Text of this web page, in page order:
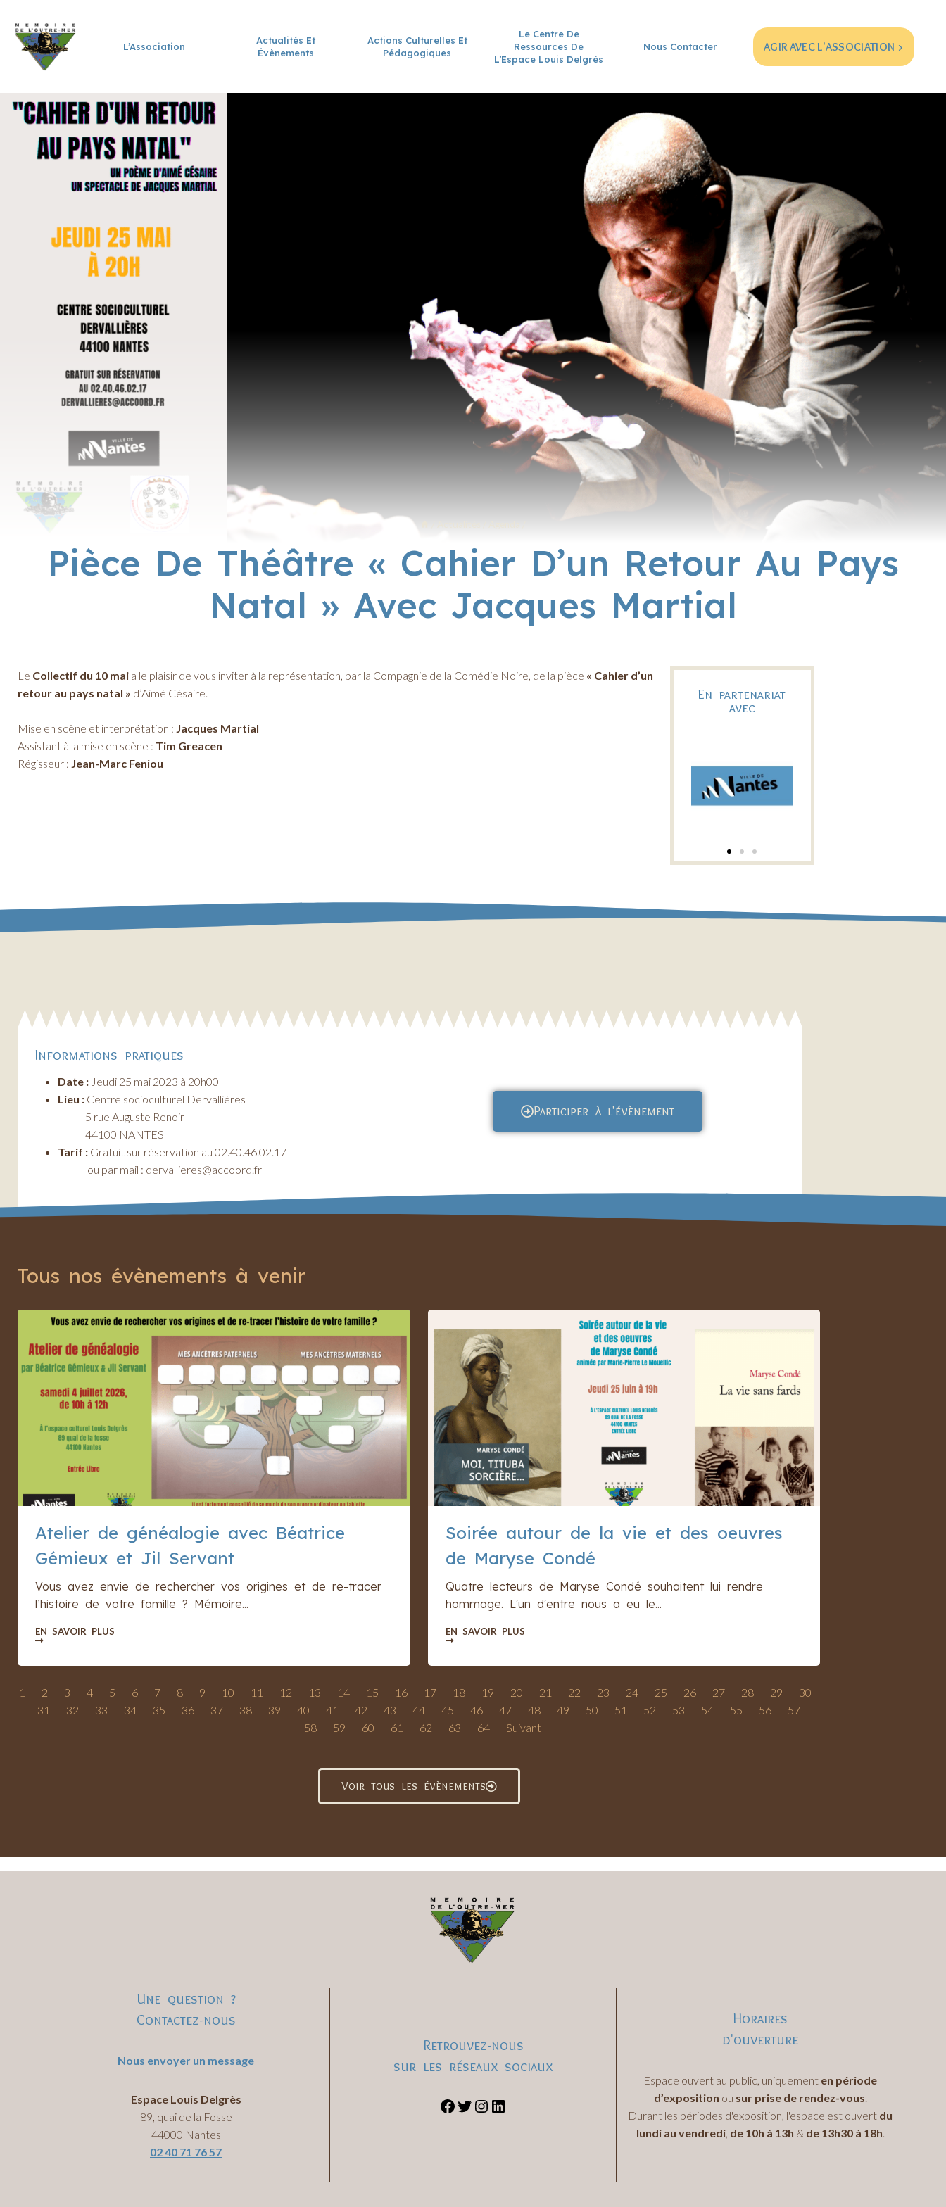
L’Association
Actualités Et
Évènements
Actions Culturelles Et
Pédagogiques
Le Centre De
Ressources De
L’Espace Louis Delgrès
Nous Contacter AGIR AVEC L'ASSOCIATION >
Pièce De Théâtre « Cahier D’un Retour Au Pays
Natal » Avec Jacques Martial
Le Collectif du 10 mai a le plaisir de vous inviter à la représentation, par la Compagnie de la Comédie Noire, de la pièce « Cahier d’un
retour au pays natal » d’Aimé Césaire.
Mise en scène et interprétation : Jacques Martial
Assistant à la mise en scène : Tim Greacen
Régisseur : Jean-Marc Feniou
En partenariat
avec
Informations pratiques
Date : Jeudi 25 mai 2023 à 20h00
Lieu : Centre socioculturel Dervallières
5 rue Auguste Renoir
44100 NANTES
Tarif : Gratuit sur réservation au 02.40.46.02.17
ou par mail : dervallieres@accoord.fr
Participer à l'évènement
Tous nos évènements à venir
Atelier de généalogie avec Béatrice
Gémieux et Jil Servant
Vous avez envie de rechercher vos origines et de re-tracer
l’histoire de votre famille ? Mémoire...
EN SAVOIR PLUS
Soirée autour de la vie et des oeuvres
de Maryse Condé
Quatre lecteurs de Maryse Condé souhaitent lui rendre
hommage. L'un d'entre nous a eu le...
EN SAVOIR PLUS
1 2 3 4 5 6 7 8 9 10 11 12 13 14 15 16 17 18 19 20 21 22 23 24 25 26 27 28 29
30
31
32 33 34 35 36 37 38 39 40 41 42 43 44 45 46 47 48 49 50 51 52 53 54 55 56
57
58
59 60 61 62 63 64 Suivant
Voir tous les évènements
Une question ?
Contactez-nous
Nous envoyer un message
Espace Louis Delgrès
89, quai de la Fosse
44000 Nantes
02 40 71 76 57
Retrouvez-nous
sur les réseaux sociaux
Horaires
d'ouverture
Espace ouvert au public, uniquement en période
d’exposition ou sur prise de rendez-vous
Durant les périodes d'exposition, l'espace est ouvert du
lundi au vendredi, de 10h à 13h & de 13h30 à 18h